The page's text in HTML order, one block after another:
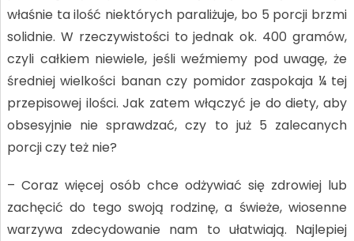
właśnie ta ilość niektórych paraliżuje, bo 5 porcji brzmi
solidnie. W rzeczywistości to jednak ok. 400 gramów,
czyli całkiem niewiele, jeśli weźmiemy pod uwagę, że
średniej wielkości banan czy pomidor zaspokaja ¼ tej
przepisowej ilości. Jak zatem włączyć je do diety, aby
obsesyjnie nie sprawdzać, czy to już 5 zalecanych
porcji czy też nie?
– Coraz więcej osób chce odżywiać się zdrowiej lub
zachęcić do tego swoją rodzinę, a świeże, wiosenne
warzywa zdecydowanie nam to ułatwiają. Najlepiej